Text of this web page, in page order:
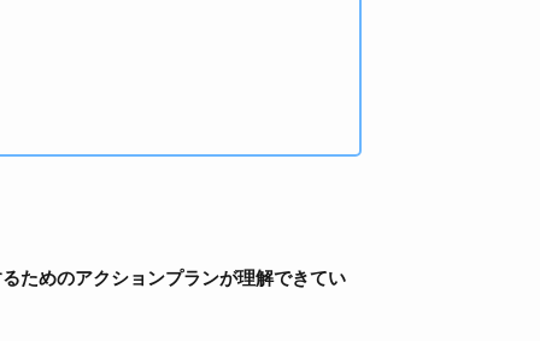
ためのアクションプランが理解できてい